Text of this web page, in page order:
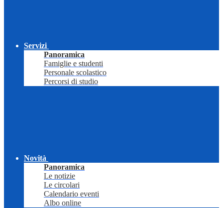
Servizi
Panoramica
Famiglie e studenti
Personale scolastico
Percorsi di studio
Novità
Panoramica
Le notizie
Le circolari
Calendario eventi
Albo online